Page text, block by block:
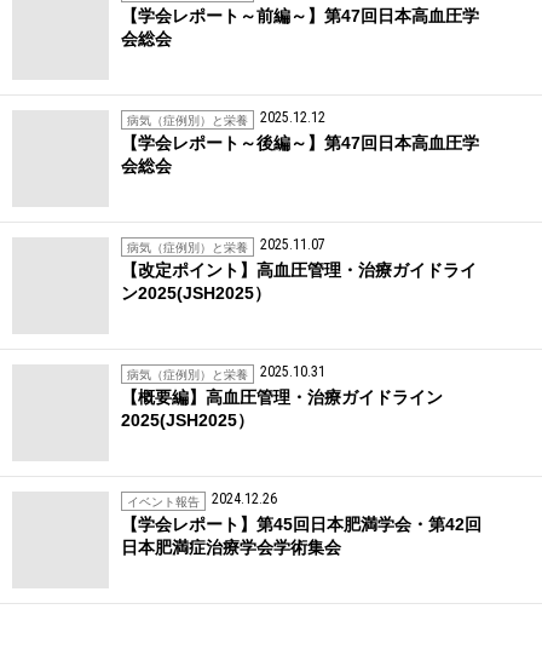
【学会レポート～前編～】第47回日本高血圧学
会総会
病気（症例別）と栄養 2025.12.12
【学会レポート～後編～】第47回日本高血圧学
会総会
病気（症例別）と栄養 2025.11.07
【改定ポイント】高血圧管理・治療ガイドライ
ン2025(JSH2025）
病気（症例別）と栄養 2025.10.31
【概要編】高血圧管理・治療ガイドライン
2025(JSH2025）
イベント報告 2024.12.26
【学会レポート】第45回日本肥満学会・第42回
日本肥満症治療学会学術集会